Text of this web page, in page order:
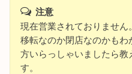
注意
現在営業されておりません。
移転なのか閉店なのかも
方いらっしゃいましたら教
す。